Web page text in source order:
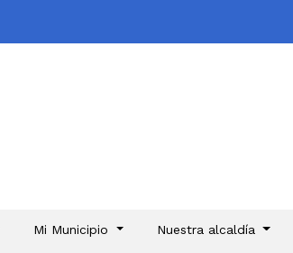
Mi Municipio Nuestra alcaldía